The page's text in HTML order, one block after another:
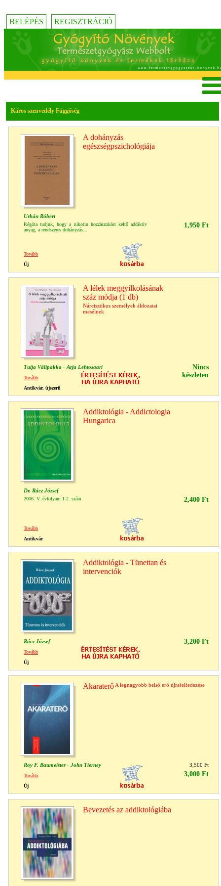
BELÉPÉS REGISZTRÁCIÓ
Káros szenvedély Függőség
A dohányzás
egészségpszichológiája
Urbán Róbert
Régóta tudjuk, hogy a nikotin hozzászokást keltő addiktív
anyag, a rendszeres dohányzás...
1,950 Ft
Tovább
Új
A lélek meggyilkolásának
száz módja (1 db)
Nárcisztikus személyek áldozatai
mesélnek
Tuija Välipakka - Arja Lehtosaari
Nincs
készleten
Tovább
Antikvár, újszerű
Addiktológia - Addictologia
Hungarica
Dr. Rácz József
2006. V. évfolyam 1-2. szám 2,400 Ft
Tovább
Antikvár
Addiktológia - Tünettan és
intervenciók
Rácz József 3,200 Ft
Tovább
Új
Akaraterő A legnagyobb belső erő újrafelfedezése
Roy F. Baumeister - John Tierney 3,500 Ft
3,000 Ft
Tovább
Új
Bevezetés az addiktológiába